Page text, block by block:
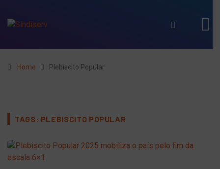
Home Plebiscito Popular
TAGS: PLEBISCITO POPULAR